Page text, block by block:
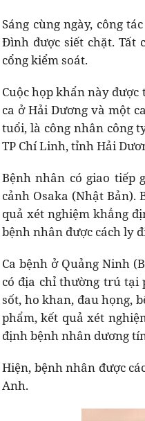
Sáng cùng ngày, công
Đình được siết chặt. Tất
cổng kiểm soát.
Cuộc họp khẩn này
ca ở Hải Dương và một
tuổi, là công nhân công
TP Chí Linh, tỉnh Hải
Bệnh nhân có giao tiếp
cảnh Osaka (Nhật Bản).
quả xét nghiệm khẳng
bệnh nhân được cách ly
Ca bệnh ở Quảng Ninh
có địa chỉ thường trú tại
sốt, ho khan, đau họng,
phẩm, kết quả xét
định bệnh nhân dương
Hiện, bệnh nhân được
Anh.